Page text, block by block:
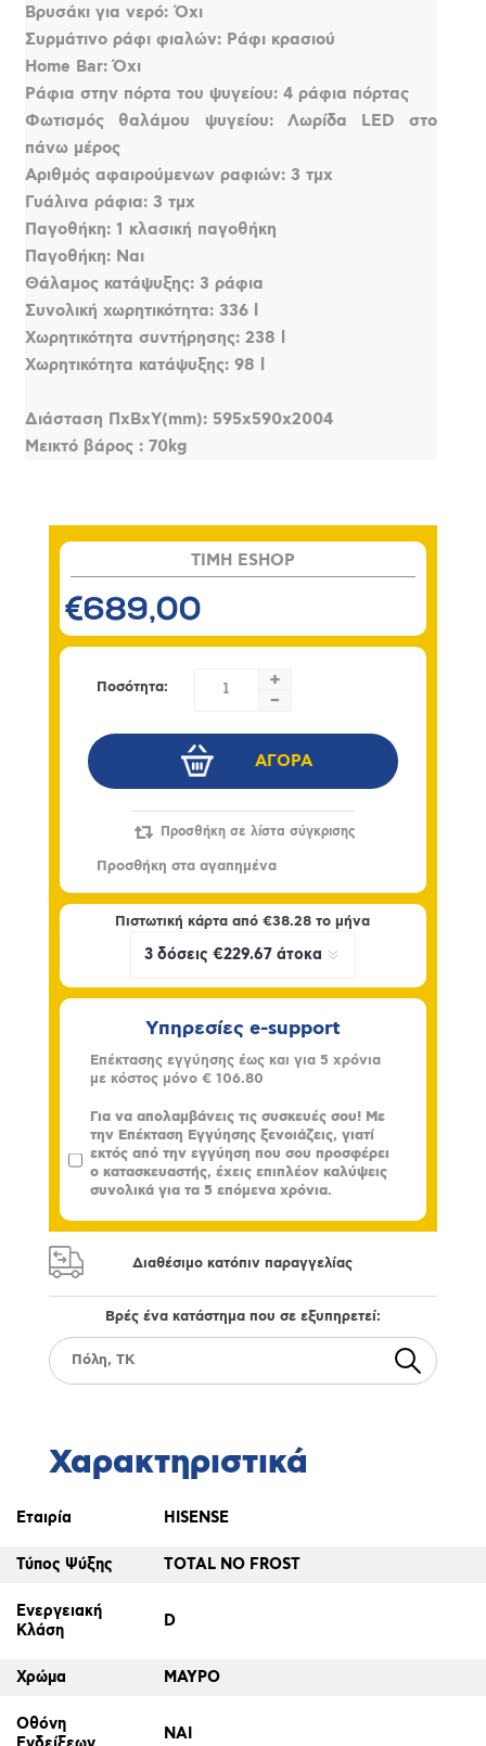
Βρυσάκι για νερό: Όχι
Συρμάτινο ράφι φιαλών: Ράφι κρασιού
Home Bar: Όχι
Ράφια στην πόρτα του ψυγείου: 4 ράφια πόρτας
Φωτισμός θαλάμου ψυγείου: Λωρίδα LED στο
πάνω μέρος
Αριθμός αφαιρούμενων ραφιών: 3 τμχ
Γυάλινα ράφια: 3 τμχ
Παγοθήκη: 1 κλασική παγοθήκη
Παγοθήκη: Ναι
Θάλαμος κατάψυξης: 3 ράφια
Συνολική χωρητικότητα: 336 l
Χωρητικότητα συντήρησης: 238 l
Χωρητικότητα κατάψυξης: 98 l
Διάσταση ΠxΒxΥ(mm): 595x590x2004
Μεικτό βάρος : 70kg
TIMH ESHOP
€689,00
Ποσότητα:
+
-
Πιστωτική κάρτα από€38.28 το μήνα
Υπηρεσίες e-support
Επέκτασης εγγύησης έως και για 5 χρόνια
με κόστος μόνο € 106.80
Για να απολαμβάνεις τις συσκευές σου! Με
την Επέκταση Εγγύησης ξενοιάζεις, γιατί
εκτός από την εγγύηση που σου προσφέρει
ο κατασκευαστής, έχεις επιπλέον καλύψεις
συνολικά για τα 5 επόμενα χρόνια.
Διαθέσιμο κατόπιν παραγγελίας
Βρές ένα κατάστημα που σε εξυπηρετεί:
Χαρακτηριστικά
Εταιρία HISENSE
Τύπος Ψύξης TOTAL NO FROST
Ενεργειακή
Κλάση
D
Χρώμα ΜΑΥΡΟ
Οθόνη
ΝΑΙ